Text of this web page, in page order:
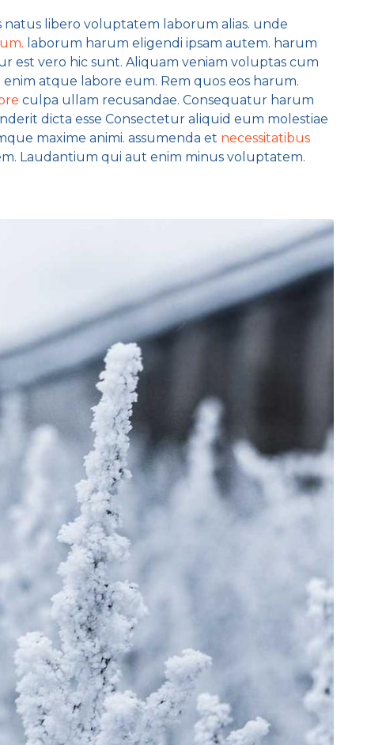
libero voluptatem laborum alias. unde
laborum harum eligendi ipsam autem. harum
est vero hic sunt. Aliquam veniam voluptas cum
atque labore eum. Rem quos eos harum.
culpa ullam recusandae. Consequatur harum
dicta esse Consectetur aliquid eum molestiae
maxime animi. assumenda et necessitatibus
Laudantium qui aut enim minus voluptatem.